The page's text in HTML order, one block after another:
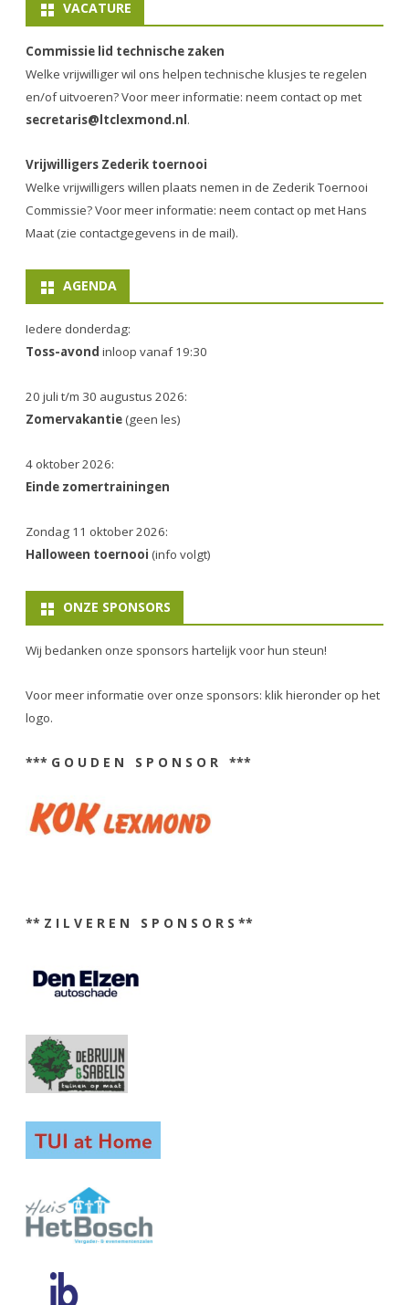
VACATURE
Commissie lid technische zaken
Welke vrijwilliger wil ons helpen technische klusjes te regelen
en/of uitvoeren? Voor meer informatie: neem contact op met
secretaris@ltclexmond.nl .
Vrijwilligers Zederik toernooi
Welke vrijwilligers willen plaats nemen in de Zederik Toernooi
Commissie? Voor meer informatie: neem contact op met Hans
Maat (zie contactgegevens in de mail).
AGENDA
Iedere donderdag:
Toss-avond inloop vanaf 19:30
20 juli t/m 30 augustus 2026:
Zomervakantie(geen les)
4 oktober 2026:
Einde zomertrainingen
Zondag 11 oktober 2026:
Halloween toernooi (info volgt)
ONZE SPONSORS
Wij bedanken onze sponsors hartelijk voor hun steun!
Voor meer informatie over onze sponsors: klik hieronder op het
logo.
*** G O U D E N S P O N S O R ***
** Z I L V E R E N S P O N S O R S **